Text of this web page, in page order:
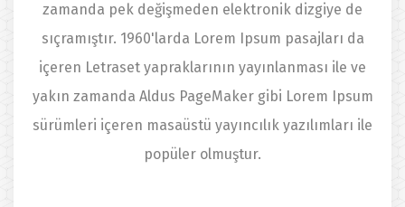
zamanda pek değişmeden elektronik dizgiye de
sıçramıştır. 1960'larda Lorem Ipsum pasajları da
içeren Letraset yapraklarının yayınlanması ile ve
yakın zamanda Aldus PageMaker gibi Lorem Ipsum
sürümleri içeren masaüstü yayıncılık yazılımları ile
popüler olmuştur.